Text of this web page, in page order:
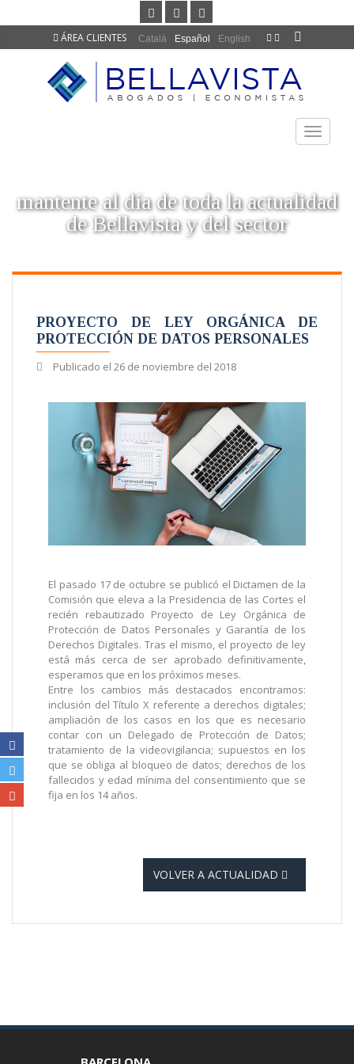
Català Español English
ÁREA CLIENTES
TOGGLE
mantente al día de toda la actualidad
de Bellavista y del sector
PROYECTO DE LEY ORGÁNICA DE
PROTECCIÓN DE DATOS PERSONALES
Publicado el 26 de noviembre del 2018
El pasado 17 de octubre se publicó el Dictamen de la
Comisión que eleva a la Presidencia de las Cortes el
recién rebautizado Proyecto de Ley Orgánica de
Protección de Datos Personales y Garantía de los
Derechos Digitales. Tras el mismo, el proyecto de ley
está más cerca de ser aprobado definitivamente,
esperamos que en los próximos meses.
Entre los cambios más destacados encontramos:
inclusión del Título X referente a derechos digitales;
ampliación de los casos en los que es necesario
contar con un Delegado de Protección de Datos;
tratamiento de la videovigilancia; supuestos en los
que se obliga al bloqueo de datos; derechos de los
fallecidos y edad mínima del consentimiento que se
fija en los 14 años.
VOLVER A ACTUALIDAD